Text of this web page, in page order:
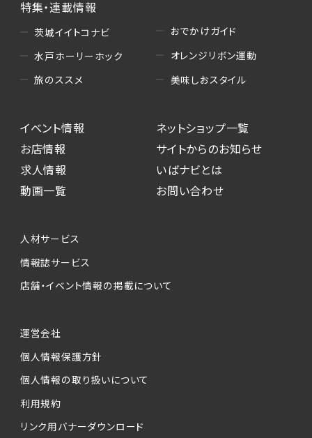
特集・連載情報
茨城イイトコナビ
水戸ホーリーホック
旅のススメ
おでかけガイド
オレンジリボン運動
美味しおスタイル
イベント情報
お店情報
求人情報
動画一覧
ネットショップ一覧
サイトからのお知らせ
いばナビとは
お問い合わせ
人材サービス
情報誌サービス
店舗・イベント情報の掲載について
運営会社
個人情報保護方針
個人情報の取り扱いについて
利用規約
リンク用バナーダウンロード